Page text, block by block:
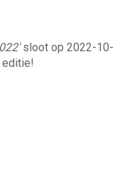
sloot op 2022-10-
editie!